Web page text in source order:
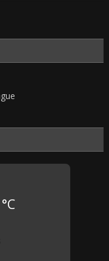
°C